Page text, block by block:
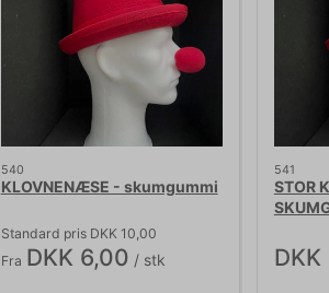
540
KLOVNENÆSE - skumgummi
Standard pris DKK 10,00
Fra DKK 6,00 / stk
541
STOR
DKK